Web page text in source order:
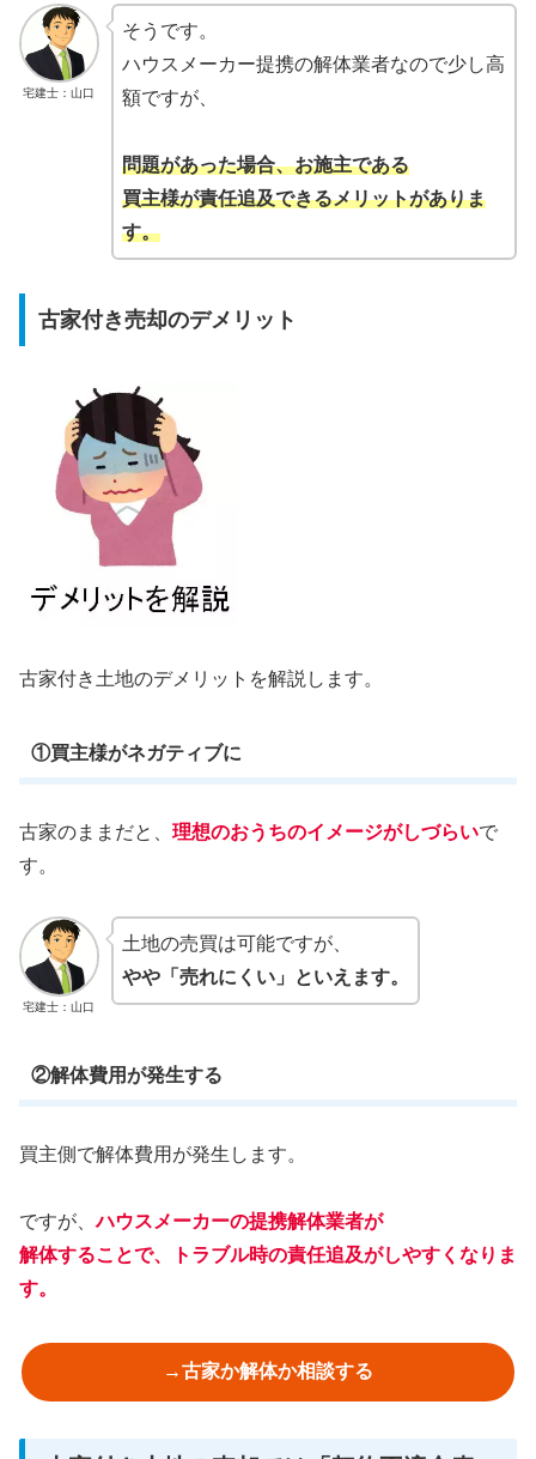
宅建士：山口
そうです。
ハウスメーカー提携の解体業者なので少し高
額ですが、
問題があった場合、お施主である
買主様が責任追及できるメリットがありま
す。
古家付き売却のデメリット
古家付き土地のデメリットを解説します。
①買主様がネガティブに
古家のままだと、 理想のおうちのイメージがしづらいで
す。
宅建士：山口
土地の売買は可能ですが、
やや「売れにくい」といえます。
②解体費用が発生する
買主側で解体費用が発生します。
ですが、ハウスメーカーの提携解体業者が
解体することで、トラブル時の責任追及がしやすくなりま
す。
→古家か解体か相談する